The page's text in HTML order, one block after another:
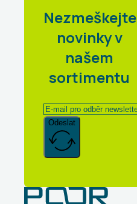
Nezmeškejte
novinky v
našem
sortimentu
Odeslat